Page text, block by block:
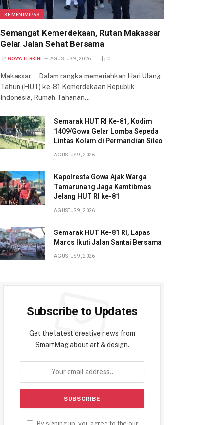
KEMENIMIPAS
Semangat Kemerdekaan, Rutan Makassar
Gelar Jalan Sehat Bersama
BY GOWA TERKINI AGUSTUS 9, 2026 0
Makassar — Dalam rangka memeriahkan Hari Ulang
Tahun (HUT) ke-81 Kemerdekaan Republik
Indonesia, Rumah Tahanan…
Semarak HUT RI Ke-81, Kodim
1409/Gowa Gelar Lomba Sepeda
Lintas Kolam di Permandian Sileo
AGUSTUS 9, 2026
Kapolresta Gowa Ajak Warga
Tamarunang Jaga Kamtibmas
Jelang HUT RI ke-81
AGUSTUS 9, 2026
Semarak HUT Ke-81 RI, Lapas
Maros Ikuti Jalan Santai Bersama
AGUSTUS 9, 2026
Subscribe to Updates
Get the latest creative news from
SmartMag about art & design.
By signing up, you agree to the our